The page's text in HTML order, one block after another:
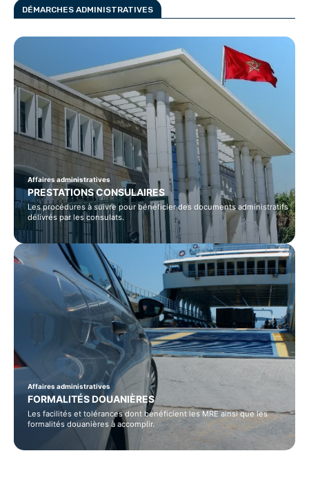
DÉMARCHES ADMINISTRATIVES
Affaires administratives
PRESTATIONS CONSULAIRES
Les procédures à suivre pour bénéficier des documents administratifs
délivrés par les consulats.
Affaires administratives
FORMALITÉS DOUANIÈRES
Les facilités et tolérances dont bénéficient les MRE ainsi que les
formalités douanières à accomplir.